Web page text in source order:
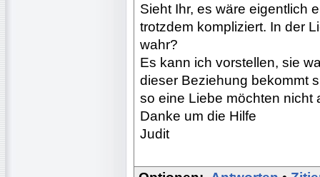
Sieht Ihr, es wäre eigentlich
trotzdem kompliziert. In der
wahr?
Es kann ich vorstellen, sie
dieser Beziehung bekommt
so eine Liebe möchten nicht
Danke um die Hilfe
Judit